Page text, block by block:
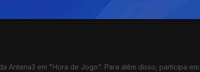
deficiência intelectual.
em "Hora de Jogo". Para além disso, participa em